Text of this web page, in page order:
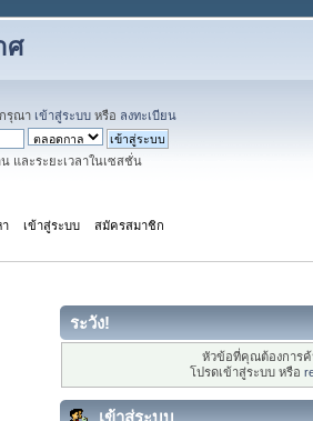
ศ
กรุณา เข้าสู่ระบบ หรือ ลงทะเบียน
และระยะเวลาในเซสชั่น
เข้าสู่ระบบ สมัครสมาชิก
ระวัง!
หัวข้อที่คุณต้องการ
โปรดเข้าสู่ระบบ หรือ